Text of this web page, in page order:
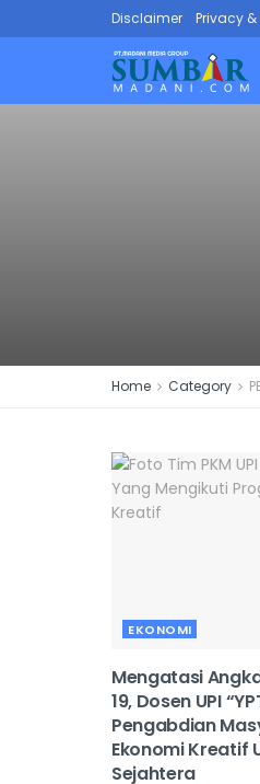
Disclaimer Privacy &
Home Category
EKONOMI
Mengatasi
19, Dosen UPI
Pengabdian
Ekonomi Kreatif
Sejahtera